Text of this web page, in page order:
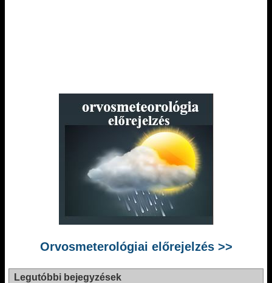
Orvosmeterológiai előrejelzés >>
Legutóbbi bejegyzések